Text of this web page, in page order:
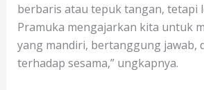
berbaris atau tepuk tangan, tetapi
Pramuka mengajarkan kita untuk
yang mandiri, bertanggung jawab,
terhadap sesama,” ungkapnya.